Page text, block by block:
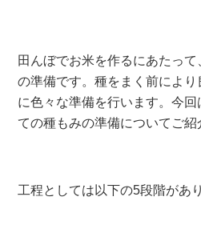
田んぼでお米を作るにあたっ
の準備です。種をまく前によ
に色々な準備を行います。今
ての種もみの準備についてご紹
工程としては以下の5段階があ